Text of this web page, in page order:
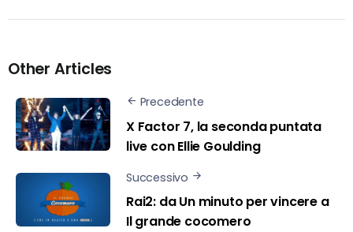
Other Articles
Precedente
X Factor 7, la seconda puntata
live con Ellie Goulding
Successivo
Rai2: da Un minuto per vincere a
Il grande cocomero